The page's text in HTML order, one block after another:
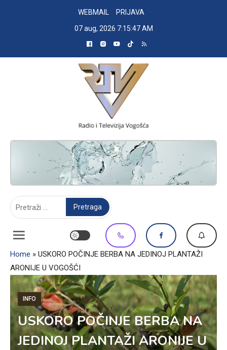
WEBMAIL
PRIJAVA
07 aug, 2026 7:15:48 AM
RADIO TELEVIZIJA VOGOŠĆA
Home » USKORO POČINJE BERBA NA JEDINOJ PLANTAŽI
ARONIJE U VOGOŠĆI
INFO
USKORO POČINJE BERBA NA
JEDINOJ PLANTAŽI ARONIJE U